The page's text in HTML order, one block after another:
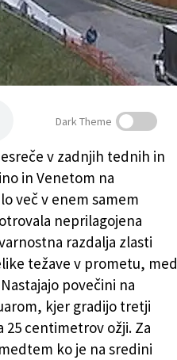
Dark Theme
v zadnjih tednih in
in Venetom na
več v enem samem
neprilagojena
razdalja zlasti
težave v prometu, med
povečini na
kjer gradijo tretji
25 centimetrov ožji. Za
ko je na sredini